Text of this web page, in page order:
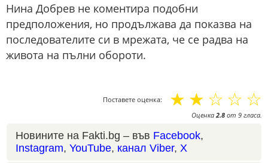
Нина Добрев не коментира подобни
предположения, но продължава да показва на
последователите си в мрежата, че се радва на
живота на пълни обороти.
Поставете оценка: ☆
☆
☆
☆
☆
Оценка 2.8 от 9 гласа.
Новините на Fakti.bg – във Facebook,
Instagram, YouTube, канал Viber, X